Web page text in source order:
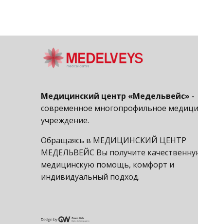
Медицинский центр «Медельвейс» -
современное многопрофильное
учреждение.
Обращаясь в МЕДИЦИНСКИЙ ЦЕНТР
МЕДЕЛЬВЕЙС Вы получите
медицинскую помощь, комфорт и
индивидуальный подход.